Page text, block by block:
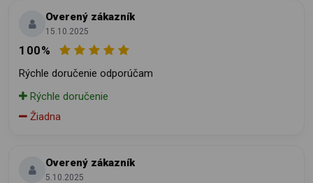
Overený zákazník
15.10.2025
100%
Rýchle doručenie odporúčam
Rýchle doručenie
Žiadna
Overený zákazník
5.10.2025